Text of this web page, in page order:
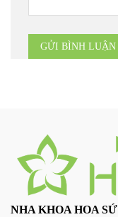
NHA KHOA HOA SỨ